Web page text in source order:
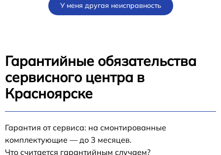
У меня другая неисправность
Гарантийные обязательства
сервисного центра в
Красноярске
Гарантия от сервиса: на смонтированные
комплектующие — до 3 месяцев.
Что считается гарантийным случаем?